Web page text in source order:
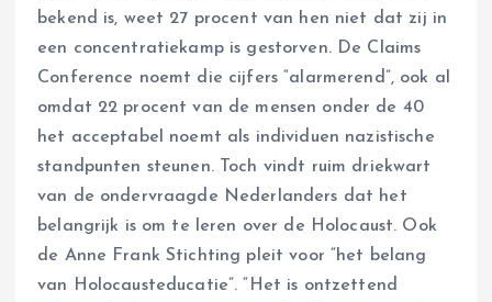
bekend is, weet 27 procent van hen niet dat zij in
een concentratiekamp is gestorven. De Claims
Conference noemt die cijfers “alarmerend”, ook al
omdat 22 procent van de mensen onder de 40
het acceptabel noemt als individuen nazistische
standpunten steunen. Toch vindt ruim driekwart
van de ondervraagde Nederlanders dat het
belangrijk is om te leren over de Holocaust. Ook
de Anne Frank Stichting pleit voor “het belang
van Holocausteducatie”. “Het is ontzettend